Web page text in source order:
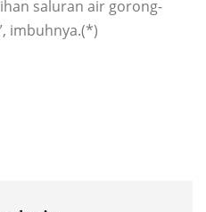
saluran air gorong-
imbuhnya.(*)